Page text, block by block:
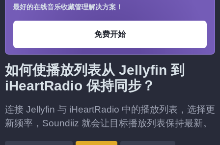
最好的在线音乐收藏管理解决方案！
免费开始
如何使播放列表从 Jellyfin 到
iHeartRadio 保持同步？
连接 Jellyfin 与 iHeartRadio 中的播放列表，选择更
新频率，Soundiiz 就会让目标播放列表保持最新。